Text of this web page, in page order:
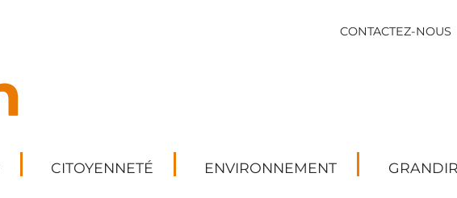
CONTACTEZ-NOUS
CITOYENNETÉ ENVIRONNEMENT GRANDIR